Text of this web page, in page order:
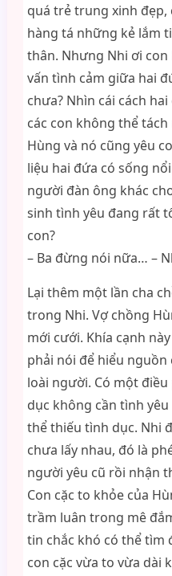
quá trẻ trung xinh đẹp,
hàng tá những kẻ lắm
thân. Nhưng Nhi ơi
vấn tình cảm giữa hai
chưa? Nhìn cái cách
các con không thể
Hùng và nó cũng yêu
liệu hai đứa có sống
người đàn ông khác
sinh tình yêu đang rất
con?
– Ba đừng nói nữa… –
Lại thêm một lần cha
trong Nhi. Vợ chồng
mới cưới. Khía cạnh
phải nói để hiểu nguồn
loài người. Có một
dục không cần tình
thể thiếu tình dục. Nhi
chưa lấy nhau, đó là
người yêu cũ rồi nhận
Con cặc to khỏe của
trầm luân trong mê
tin chắc khó có thể tìm
con cặc vừa to vừa dài